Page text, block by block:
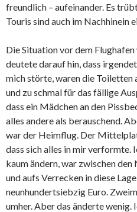
freundlich – aufeinander. Es
Touris sind auch im Nachhinein
Die Situation vor dem
deutete darauf hin, dass
mich störte, waren die Toiletten
und zu schmal für das fällige
dass ein Mädchen an den
alles andere als berauschend.
war der Heimflug. Der
dass sich alles in mir verformte.
kaum ändern, war zwischen
und aufs Verrecken in diese
neunhundertsiebzig Euro.
umher. Aber das änderte